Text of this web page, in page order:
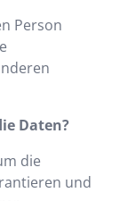
Person
Daten?
die
und